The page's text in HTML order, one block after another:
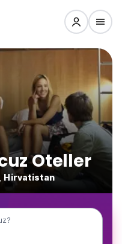
Oteller
Hirvatistan